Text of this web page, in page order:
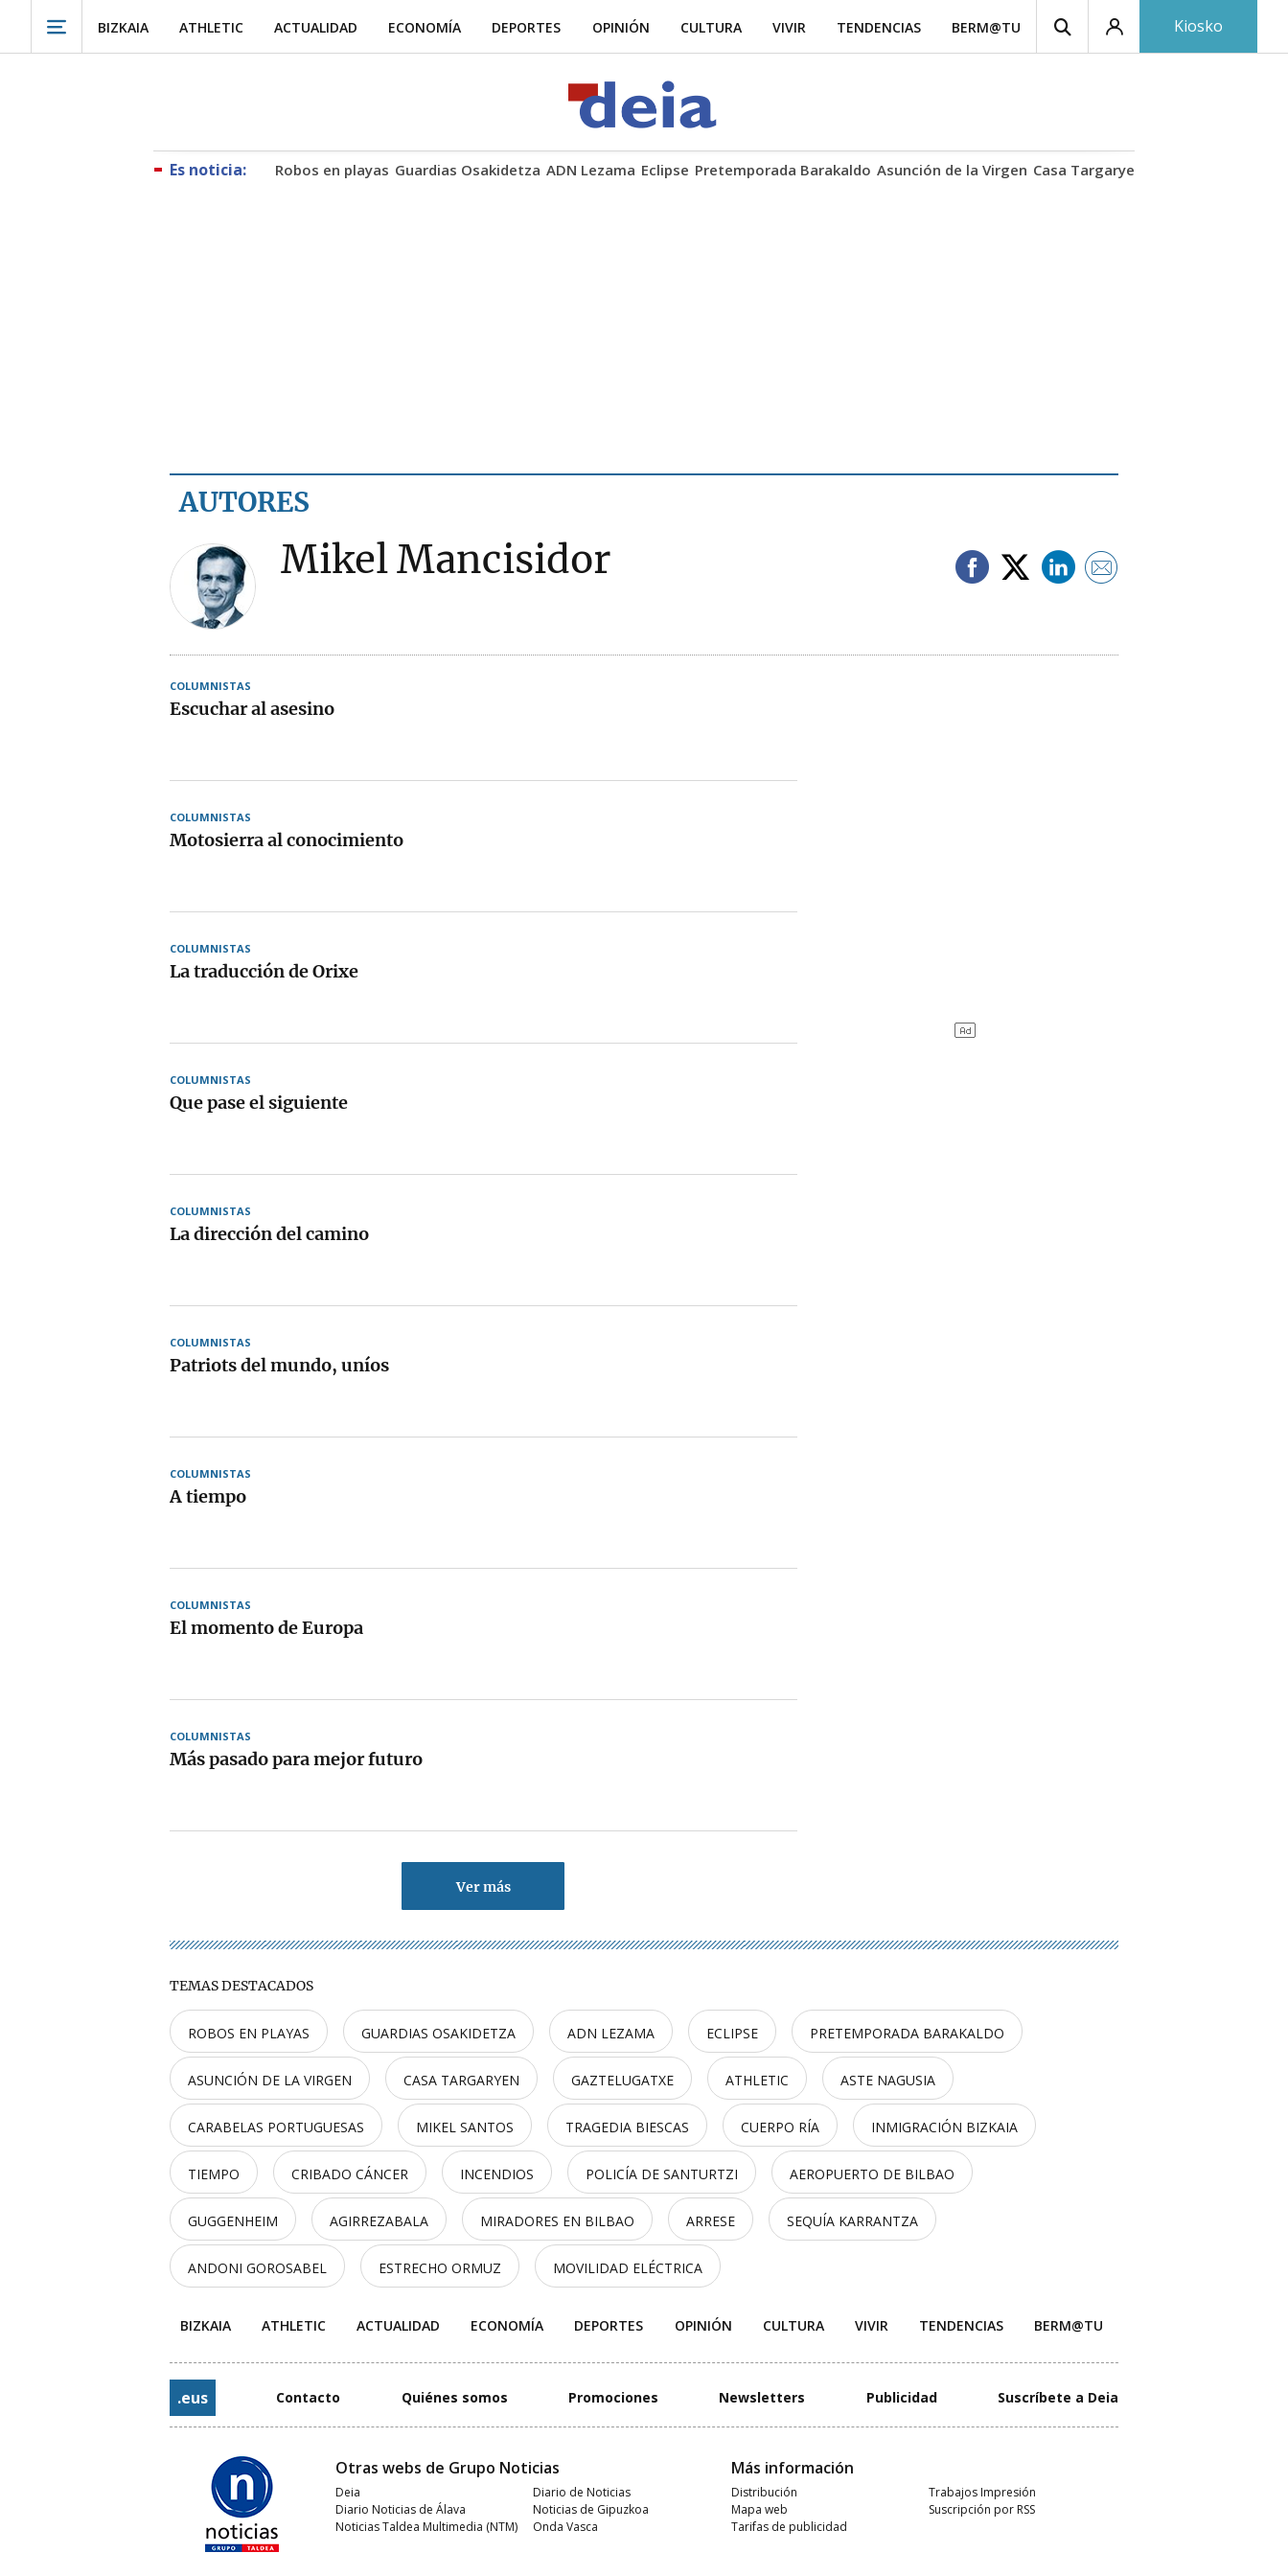
Robos en playas Guardias Osakidetza ADN Lezama Eclipse Pretemporada Barakaldo Asunción de la Virgen Casa Targaryen
BIZKAIA ATHLETIC ACTUALIDAD ECONOMÍA DEPORTES OPINIÓN CULTURA VIVIR TENDENCIAS BERM@TU Kiosko
AUTORES
Mikel Mancisidor
COLUMNISTAS
Escuchar al asesino
COLUMNISTAS
Motosierra al conocimiento
COLUMNISTAS
La traducción de Orixe
COLUMNISTAS
Que pase el siguiente
COLUMNISTAS
La dirección del camino
COLUMNISTAS
Patriots del mundo, uníos
COLUMNISTAS
A tiempo
COLUMNISTAS
El momento de Europa
COLUMNISTAS
Más pasado para mejor futuro
Ver más
TEMAS DESTACADOS
ROBOS EN PLAYAS GUARDIAS OSAKIDETZA ADN LEZAMA ECLIPSE PRETEMPORADA BARAKALDO
ASUNCIÓN DE LA VIRGEN CASA TARGARYEN GAZTELUGATXE ATHLETIC ASTE NAGUSIA
CARABELAS PORTUGUESAS MIKEL SANTOS TRAGEDIA BIESCAS CUERPO RÍA INMIGRACIÓN BIZKAIA
TIEMPO CRIBADO CÁNCER INCENDIOS POLICÍA DE SANTURTZI AEROPUERTO DE BILBAO
GUGGENHEIM AGIRREZABALA MIRADORES EN BILBAO ARRESE SEQUÍA KARRANTZA
ANDONI GOROSABEL ESTRECHO ORMUZ MOVILIDAD ELÉCTRICA
BIZKAIA ATHLETIC ACTUALIDAD ECONOMÍA DEPORTES OPINIÓN CULTURA VIVIR TENDENCIAS BERM@TU
.eus Contacto Quiénes somos Promociones Newsletters Publicidad Suscríbete a Deia
Otras webs de Grupo Noticias
Deia
Diario de Noticias
Diario Noticias de Álava
Noticias de Gipuzkoa
Noticias Taldea Multimedia (NTM)
Onda Vasca
Más información
Distribución
Trabajos Impresión
Mapa web
Suscripción por RSS
Tarifas de publicidad